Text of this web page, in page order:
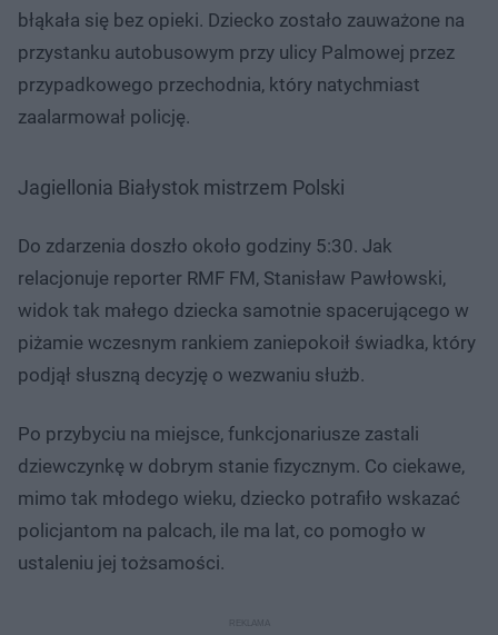
błąkała się bez opieki. Dziecko zostało zauważone na
przystanku autobusowym przy ulicy Palmowej przez
przypadkowego przechodnia, który natychmiast
zaalarmował policję.
Jagiellonia Białystok mistrzem Polski
Do zdarzenia doszło około godziny 5:30. Jak
relacjonuje reporter RMF FM, Stanisław Pawłowski,
widok tak małego dziecka samotnie spacerującego w
piżamie wczesnym rankiem zaniepokoił świadka, który
podjął słuszną decyzję o wezwaniu służb.
Po przybyciu na miejsce, funkcjonariusze zastali
dziewczynkę w dobrym stanie fizycznym. Co ciekawe,
mimo tak młodego wieku, dziecko potrafiło wskazać
policjantom na palcach, ile ma lat, co pomogło w
ustaleniu jej tożsamości.